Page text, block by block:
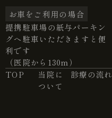
お車をご利用の場合
提携駐車場の紙与パーキン
グへ駐車いただきますと便
利です
（医院から130m）
TOP
当院に
ついて
診療の流れ